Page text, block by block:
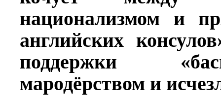
национализмом и
английских
поддержки
мародёрством и